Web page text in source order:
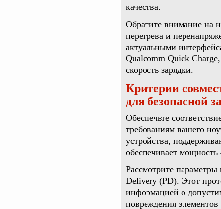
качества.
Обратите внимание на
перегрева и
актуальными
Qualcomm Quick
скорость зарядки.
Критерии
для безопасной
Обеспечьте
требованиям вашего
устройства,
обеспечивает
Рассмотрите параметры
Delivery (PD). Этот
информацией о
повреждения элементов